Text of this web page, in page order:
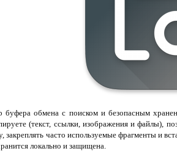
обмена с поиском и безопасным
(текст, ссылки, изображения и файлы),
закреплять часто используемые фрагменты и
локально и защищена.